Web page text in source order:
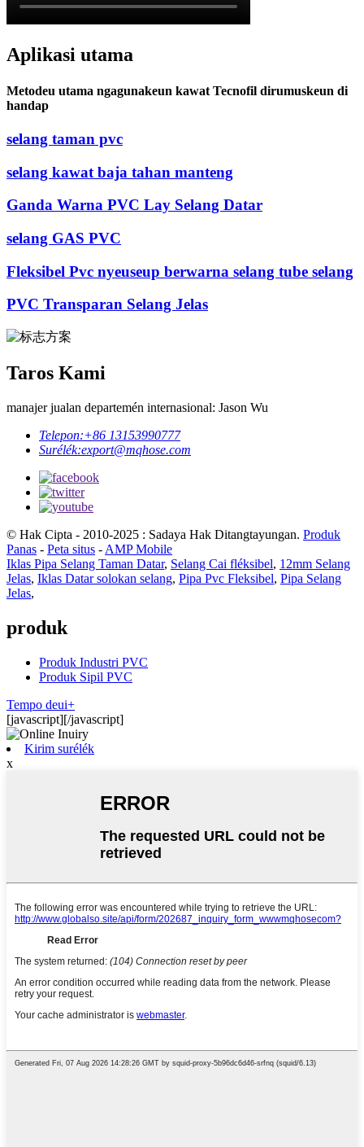
Aplikasi utama
Metodeu utama ngagunakeun kawat Tecnofil dirumuskeun di
handap
selang taman pvc
selang kawat baja tahan manteng
Ganda Warna PVC Lay Selang Datar
selang GAS PVC
Fleksibel Pvc nyeuseup berwarna selang tube selang
PVC Transparan Selang Jelas
Taros Kami
manajer jualan departemén internasional: Jason Wu
Telepon:+86 13153990777
Surélék:export@mqhose.com
© Hak Cipta - 2010-2025 : Sadaya Hak Ditangtayungan. Produk
Panas - Peta situs - AMP Mobile
Iklas Pipa Selang Taman Datar, Selang Cai fléksibel, 12mm Selang
Jelas, Iklas Datar solokan selang, Pipa Pvc Fleksibel, Pipa Selang
Jelas,
produk
Produk Industri PVC
Produk Sipil PVC
Tempo deui+
[javascript][/javascript]
Kirim surélék
x